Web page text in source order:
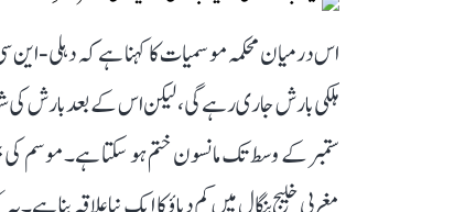
ہلکی بارش جاری رہے گی، لیکن اس کے بعد بارش
ستمبر کے وسط تک مانسون ختم ہو سکتا ہے۔ موسم کی